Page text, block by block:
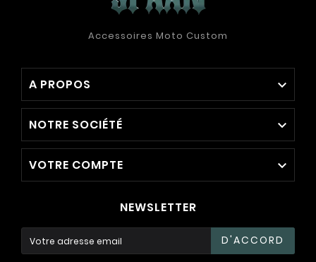
Accessoires Moto Custom
A PROPOS 
NOTRE SOCIÉTÉ 
VOTRE COMPTE 
NEWSLETTER
D'ACCORD